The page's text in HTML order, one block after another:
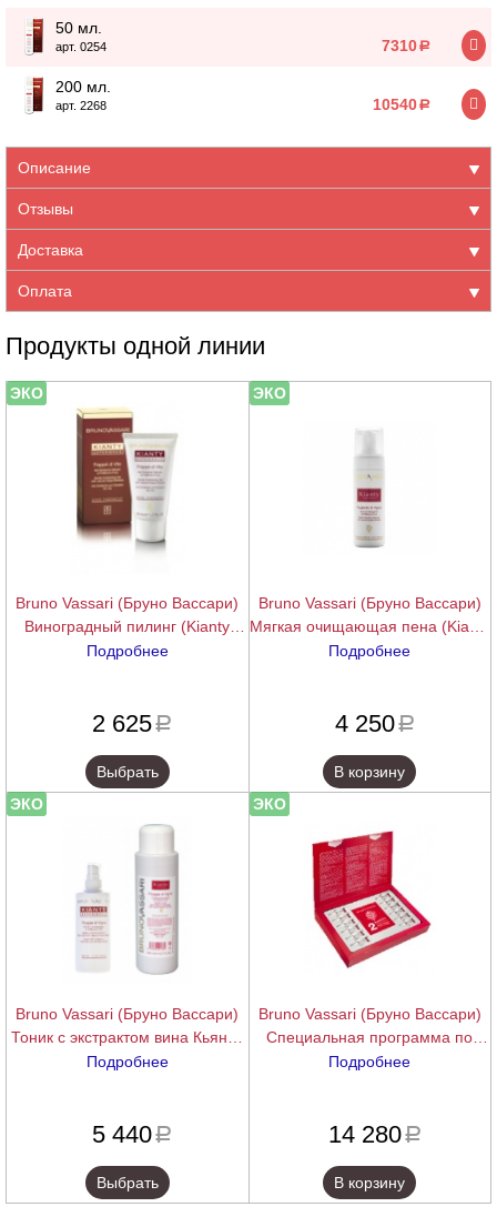
50 мл.
арт. 0254 7310a
200 мл.
арт. 2268 10540a
Описание
Отзывы
Доставка
Оплата
Продукты одной линии
ЭКО
Bruno Vassari (Бруно Вассари)
Виноградный пилинг (Kianty
Experience | Frappe Di Vite),
Подробнее
2 625a
Выбрать
ЭКО
Bruno Vassari (Бруно Вассари)
Мягкая очищающая пена (Kianty
Experience | Rugiada Di Vigna),
Подробнее
4 250a
В корзину
ЭКО
Bruno Vassari (Бруно Вассари)
Тоник с экстрактом вина Кьянти
(Kianty Experience | Pioggia Di
Подробнее
5 440a
Выбрать
ЭКО
Bruno Vassari (Бруно Вассари)
Специальная программа по
уходу за глазами и губами
процедур
Подробнее
14 280a
В корзину